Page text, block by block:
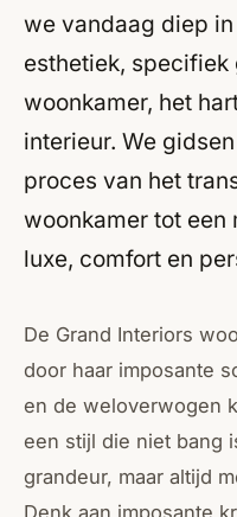
we vandaag diep
esthetiek,
woonkamer, het
interieur. We
proces van het
woonkamer tot een
luxe, comfort en
De Grand Interiors
door haar imposante
en de weloverwogen
een stijl die niet bang
grandeur, maar altijd
Denk aan imposante